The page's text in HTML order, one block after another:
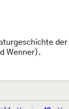
Wenner).